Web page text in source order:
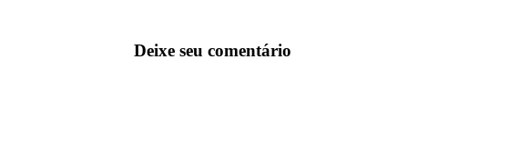
Deixe seu comentário